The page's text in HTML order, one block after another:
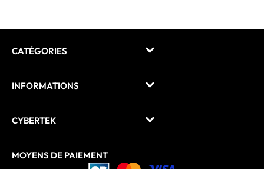
CATÉGORIES
INFORMATIONS
CYBERTEK
MOYENS DE PAIEMENT